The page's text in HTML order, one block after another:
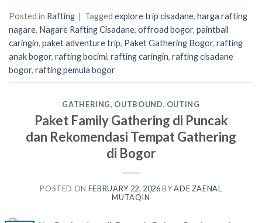
Posted in Rafting | Tagged explore trip cisadane, harga rafting
nagare, Nagare Rafting Cisadane, offroad bogor, paintball
caringin, paket adventure trip, Paket Gathering Bogor, rafting
anak bogor, rafting bocimi, rafting caringin, rafting cisadane
bogor, rafting pemula bogor
GATHERING, OUTBOUND, OUTING
Paket Family Gathering di Puncak
dan Rekomendasi Tempat Gathering
di Bogor
POSTED ON FEBRUARY 22, 2026 BYADE ZAENAL
MUTAQIN